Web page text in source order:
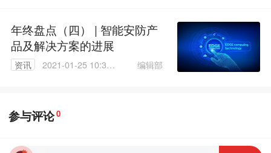
年终盘点（四） | 智能安防产
品及解决方案的进展
资讯
2021-01-25 10:34:
编辑部
参与评论0